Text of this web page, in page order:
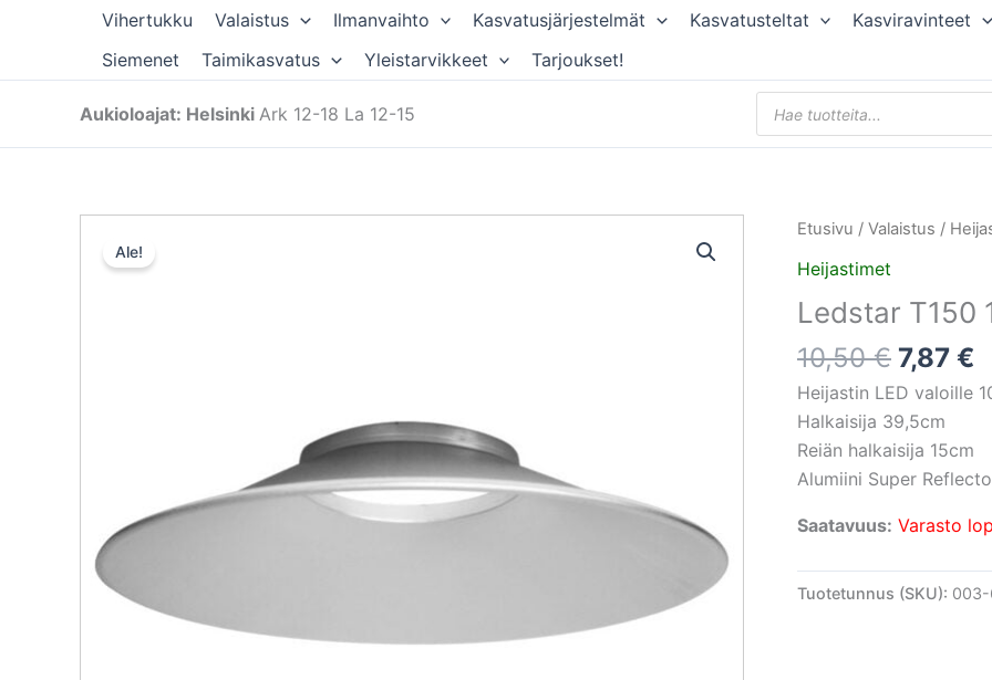
Vihertukku Valaistus Ilmanvaihto Kasvatusjärjestelmät Kasvatusteltat Kasviravinteet
Siemenet
Taimikasvatus Yleistarvikkeet Tarjoukset!
Aukioloajat: Helsinki Ark 12-18 La 12-15
Products
search
Ale!
Etusivu / Valaistus /
Heijastimet
Ledstar T150
10,50€
10,50
7,87 €
Heijastin LED valoille
Halkaisija 39,5cm
Reiän halkaisija 15cm
Alumiini Super
Saatavuus: Varasto
Tuotetunnus (SKU):